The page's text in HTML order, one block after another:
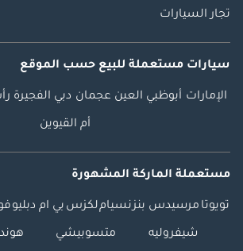
تجار السيارات
سيارات مستعملة للبيع حسب الموقع
الإمارات أبوظبي العين عجمان دبي الفجيرة
أم القيوين
مستعملة الماركة المشهورة
تويوتا مرسيدس بنزنسياملكزس بي ام دبليو
شيفروليه متسوبيشي